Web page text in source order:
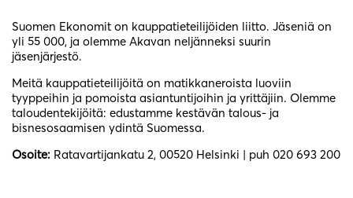
Suomen Ekonomit on kauppatieteilijöiden liitto. Jäseniä on
yli 55 000, ja olemme Akavan neljänneksi suurin
jäsenjärjestö.
Meitä kauppatieteilijöitä on matikkaneroista luoviin
tyyppeihin ja pomoista asiantuntijoihin ja yrittäjiin. Olemme
taloudentekijöitä: edustamme kestävän talous- ja
bisnesosaamisen ydintä Suomessa.
Osoite: Ratavartijankatu 2, 00520 Helsinki | puh 020 693 200